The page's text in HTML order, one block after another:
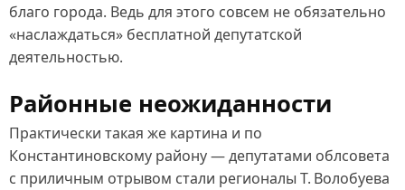
благо города. Ведь для этого совсем не обязательно
«наслаждаться» бесплатной депутатской
деятельностью.
Районные неожиданности
Практически такая же картина и по
Константиновскому району — депутатами облсовета
с приличным отрывом стали регионалы Т. Волобуева